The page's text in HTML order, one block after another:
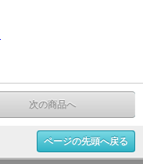
次の商品へ
ページの先頭へ戻る